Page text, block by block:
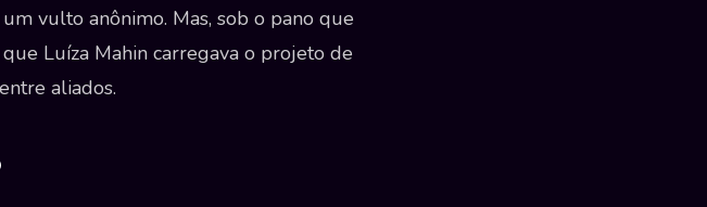
vulto anônimo. Mas, sob o pano que
Luíza Mahin carregava o projeto de
aliados.